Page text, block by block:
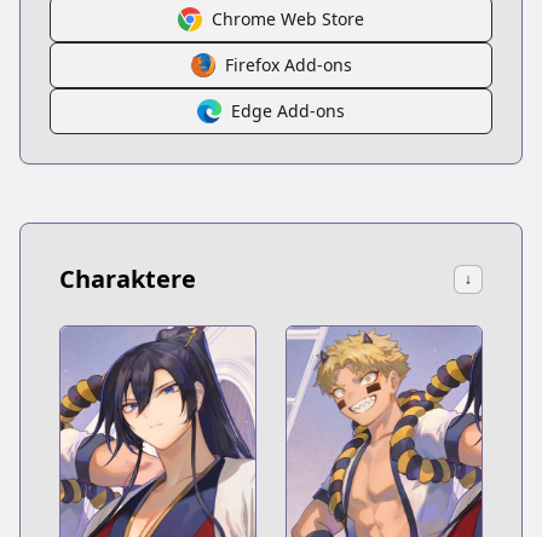
Chrome Web Store
Firefox Add-ons
Edge Add-ons
Charaktere ↓